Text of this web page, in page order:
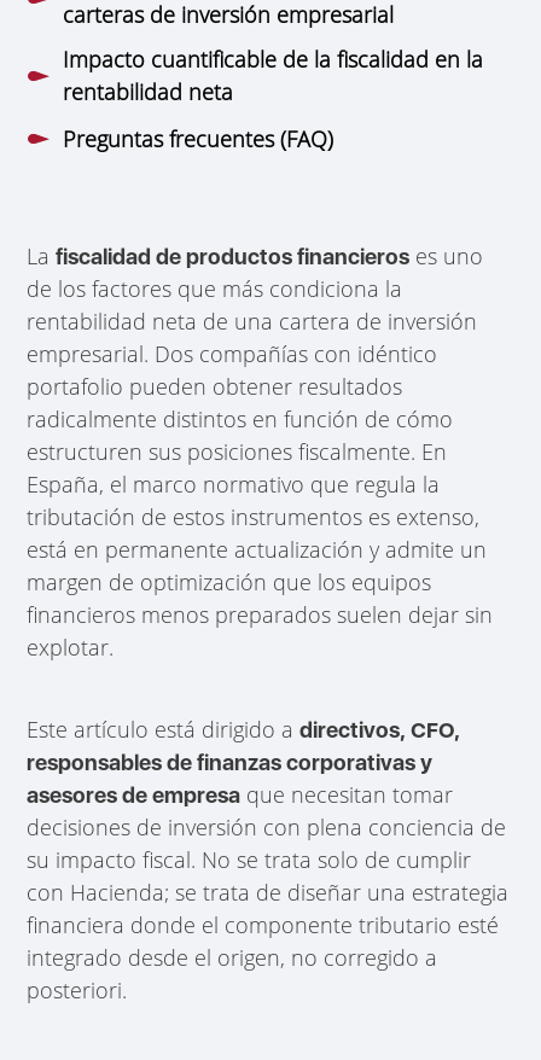
carteras de inversión empresarial
Impacto cuantificable de la fiscalidad en la
rentabilidad neta
Preguntas frecuentes (FAQ)
Lafiscalidad de productos financieros es uno
de los factores que más condiciona la
rentabilidad neta de una cartera de inversión
empresarial. Dos compañías con idéntico
portafolio pueden obtener resultados
radicalmente distintos en función de cómo
estructuren sus posiciones fiscalmente. En
España, el marco normativo que regula la
tributación de estos instrumentos es extenso,
está en permanente actualización y admite un
margen de optimización que los equipos
financieros menos preparados suelen dejar sin
explotar.
Este artículo está dirigido adirectivos, CFO,
responsables de finanzas corporativas y
asesores de empresa que necesitan tomar
decisiones de inversión con plena conciencia de
su impacto fiscal. No se trata solo de cumplir
con Hacienda; se trata de diseñar una estrategia
financiera donde el componente tributario esté
integrado desde el origen, no corregido a
posteriori.